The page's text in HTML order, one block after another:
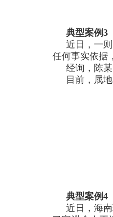
典型案例3
近日，一
任何事实依据
经询，陈
目前，属
典型案例4
近日，海